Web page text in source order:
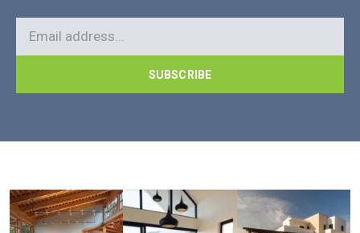
SUBSCRIBE